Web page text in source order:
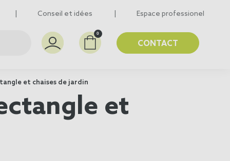
Conseil et idées Espace professionel
0
CONTACT
et chaises de jardin
et